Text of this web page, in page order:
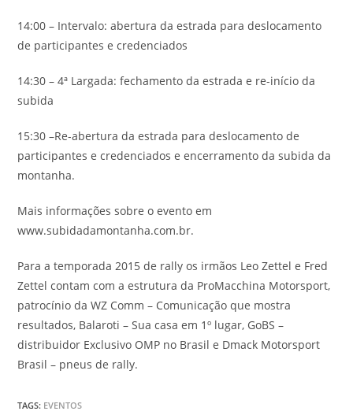
14:00 – Intervalo: abertura da estrada para deslocamento
de participantes e credenciados
14:30 – 4ª Largada: fechamento da estrada e re-início da
subida
15:30 –Re-abertura da estrada para deslocamento de
participantes e credenciados e encerramento da subida da
montanha.
Mais informações sobre o evento em
www.subidadamontanha.com.br.
Para a temporada 2015 de rally os irmãos Leo Zettel e Fred
Zettel contam com a estrutura da ProMacchina Motorsport,
patrocínio da WZ Comm – Comunicação que mostra
resultados, Balaroti – Sua casa em 1º lugar, GoBS –
distribuidor Exclusivo OMP no Brasil e Dmack Motorsport
Brasil – pneus de rally.
TAGS: EVENTOS